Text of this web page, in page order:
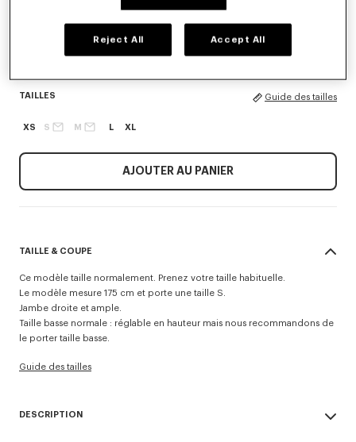
TAILLES Guide des tailles
XS S M L XL
AJOUTER AU PANIER
TAILLE & COUPE
Ce modèle taille normalement. Prenez votre taille habituelle.
Le modèle mesure 175 cm et porte une taille S.
Jambe droite et ample.
Taille basse normale : réglable en hauteur mais nous recommandons de
le porter taille basse.
Guide des tailles
DESCRIPTION
Reject All Accept All